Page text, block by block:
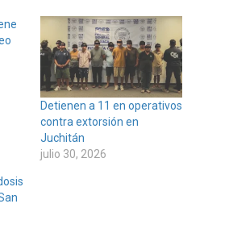
Detienen a 11 en operativos
contra extorsión en
Juchitán
julio 30, 2026